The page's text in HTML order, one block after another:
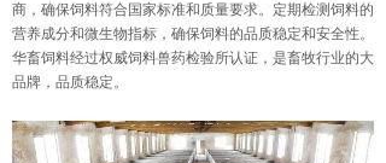
商，确保饲料符合国家标准和质量要求。定期检测饲料的
营养成分和微生物指标，确保饲料的品质稳定和安全性。
华畜饲料经过权威饲料兽药检验所认证，是畜牧行业的大
品牌，品质稳定。